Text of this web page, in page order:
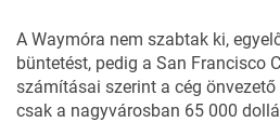
A Waymóra nem szabtak ki,
büntetést, pedig a San Francisco
számításai szerint a cég
csak a nagyvárosban 65 000